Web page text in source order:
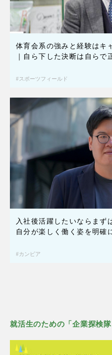
体育会系の強みと経験はキ
｜自ら下した決断は自らで
スポーツフィールド
入社後活躍したいならまず
自分が楽しく働く姿を明確
カンビア
就活生のための「企業探検隊